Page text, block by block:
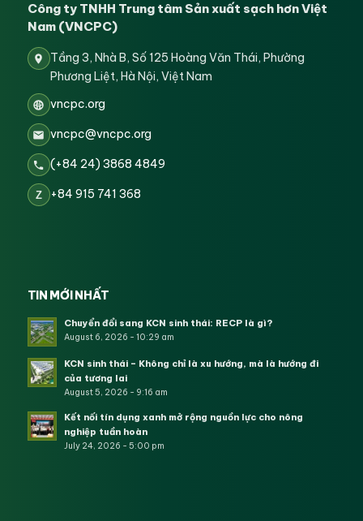
Công ty TNHH Trung tâm Sản xuất sạch hơn Việt
Nam (VNCPC)
Tầng 3, Nhà B, Số 125 Hoàng Văn Thái, Phường
Phương Liệt, Hà Nội, Việt Nam
vncpc.org
vncpc@vncpc.org
(+84 24) 3868 4849
Z +84 915 741 368
TIN MỚI NHẤT
Chuyển đổi sang KCN sinh thái: RECP là gì?
August 6, 2026 - 10:29 am
KCN sinh thái – Không chỉ là xu hướng, mà là hướng đi
của tương lai
August 5, 2026 - 9:16 am
Kết nối tín dụng xanh mở rộng nguồn lực cho nông
nghiệp tuần hoàn
July 24, 2026 - 5:00 pm